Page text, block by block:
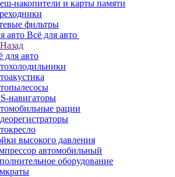
накопители и карты памяти
фильтры
Всё для авто
Назад
для авто
навигаторы
рации
высокого давления
автомобильный
оборудование